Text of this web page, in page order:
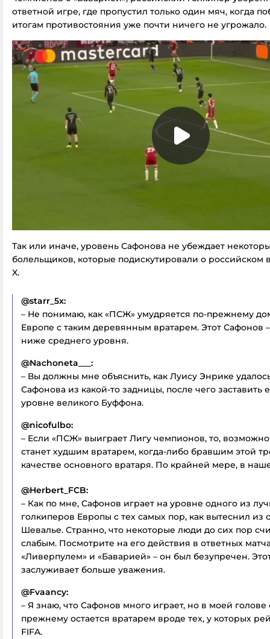
ответной игре, где пропустил только один мяч, когда
итогам противостояния уже почти ничего не угрожало.
Так или иначе, уровень Сафонова не убеждает
болельщиков, которые подискутировали о российском
X.
@starr_5x:
– Не понимаю, как «ПСЖ» умудряется по-прежнему
Европе с таким деревянным вратарем. Этот Сафонов
ниже среднего уровня.
@Nachoneta___:
– Вы должны мне объяснить, как Луису Энрике
Сафонова из какой-то задницы, после чего заставить
уровне великого Буффона.
@nicofulbo:
– Если «ПСЖ» выиграет Лигу чемпионов, то,
станет худшим вратарем, когда-либо бравшим этой
качестве основного вратаря. По крайней мере, в
@Herbert_FCB:
– Как по мне, Сафонов играет на уровне одного из
голкиперов Европы с тех самых пор, как вытеснил из
Шевалье. Странно, что некоторые люди до сих пор
слабым. Посмотрите на его действия в ответных
«Ливерпулем» и «Баварией» – он был безупречен.
заслуживает больше уважения.
@Fvaancy:
– Я знаю, что Сафонов много играет, но в моей голове
прежнему остается вратарем вроде тех, у которых
FIFA.